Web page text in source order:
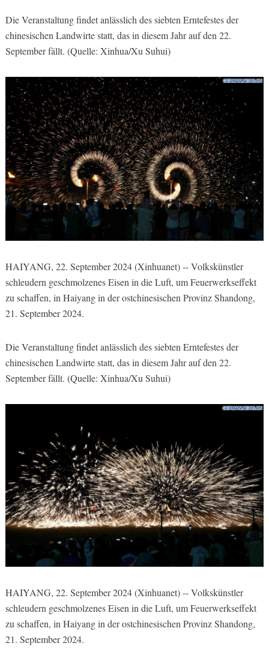
Die Veranstaltung findet anlässlich des siebten Erntefestes der
chinesischen Landwirte statt, das in diesem Jahr auf den 22.
September fällt. (Quelle: Xinhua/Xu Suhui)
HAIYANG, 22. September 2024 (Xinhuanet) -- Volkskünstler
schleudern geschmolzenes Eisen in die Luft, um Feuerwerkseffekt
zu schaffen, in Haiyang in der ostchinesischen Provinz Shandong,
21. September 2024.
Die Veranstaltung findet anlässlich des siebten Erntefestes der
chinesischen Landwirte statt, das in diesem Jahr auf den 22.
September fällt. (Quelle: Xinhua/Xu Suhui)
HAIYANG, 22. September 2024 (Xinhuanet) -- Volkskünstler
schleudern geschmolzenes Eisen in die Luft, um Feuerwerkseffekt
zu schaffen, in Haiyang in der ostchinesischen Provinz Shandong,
21. September 2024.